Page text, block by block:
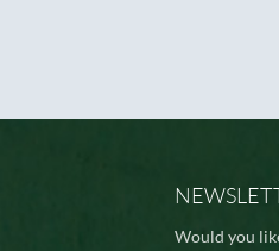
Would you